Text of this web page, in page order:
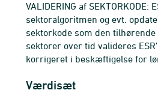
VALIDERING af
sektoralgoritmen og evt.
sektorkode som den
sektorer over tid valideres
korrigeret i beskæftigelse for
Værdisæt